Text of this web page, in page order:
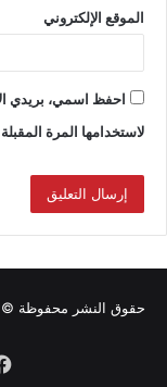
الموقع الإلكتروني
احفظ اسمي، بريدي
لاستخدامها المرة
حقوق النشر محفوظة © 2026 حملة انتماء, تم تطويره من قبل